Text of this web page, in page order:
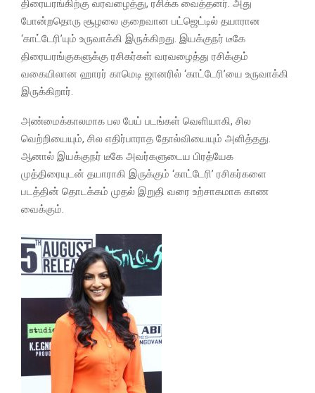
திரையரங்கிற்கு வரவழைத்து, ரசிக்க வைத்தனர். அது
போன்றதொரு சூழலை குறைவான பட்ஜெட்டில் தயாரான
‘காட்டேரி’யும் உருவாக்கி இருக்கிறது. இயக்குநர் டீகே
திரையரங்குகளுக்கு ரசிகர்கள் வரவழைத்து ரசிக்கும்
வகையிலான ஹாரர் காமெடி ஜானரில் ‘காட்டேரி’யை உருவாக்கி
இருக்கிறார்.
அண்மைக்காலமாக பல பேய் படங்கள் வெளியாகி, சில
வெற்றியையும், சில எதிர்பாராத தோல்வியையும் அளித்தது.
ஆனால் இயக்குநர் டீகே அவர்களுடைய பிரத்யேக
முத்திரையுடன் தயாராகி இருக்கும் ‘காட்டேரி’ ரசிகர்களை
படத்தின் தொடக்கம் முதல் இறுதி வரை உற்சாகமாக காண
வைக்கும்.